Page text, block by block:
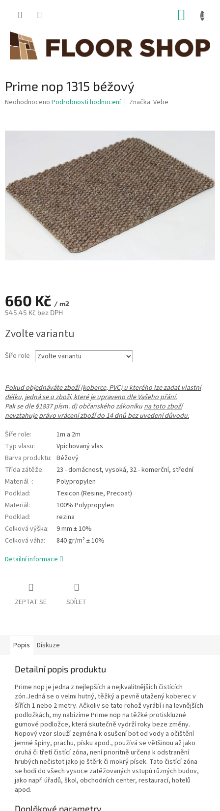
Prime nop 1315 béžový
Průměrné
je
Neohodnoceno Podrobnosti hodnocení Značka: Vebe
660 Kč / m2
545,45 Kč bez DPH
cena:
Zvolte variantu
Šíře role
Pokud objednáváte zboží (koberce, PVC) u kterého lze zadat vlastní
délku, jedná se o zboží, které je upraveno dle Vašeho přání.
Pak se dle §1837 písm. d) občanského zákoníku na toto zboží
nevztahuje právo vrácení zboží do 14 dnů bez uvedení důvodu.
Šíře role:
1m a 2m
Typ vlasu:
Vpichovaný vlas
Barva produktu: Béžový
Třída zátěže:
23 - domácnost, vysoká, 32 - komerční, střední
Materiál -:
Polypropylen
Podklad:
Texicon (Resine, Precoat)
Materiál:
100% Polypropylen
Podklad:
rezina
Celková výška:
9 mm ± 10%
Celková váha:
840 gr/m² ± 10%
Detailní informace
ZEPTAT SE SDÍLET
Popis Diskuze
Detailní popis produktu
Prime nop je jedna z nejlepších a nejkvalitnějších čistících
zón.Jedná se o velmi hutný, těžký a pevně utažený koberec v
šířích 1 nebo 2 metry. Ačkoliv se tato rohož vyrábí i na levnějších
podložkách, my nabízíme Prime nop na těžké protiskluzné
gumové podložce, která skutečně vydrží roky beze změny.
Nopový vzor slouží zejména k osušení bot od vody a očištění
jemné špíny, prachu, písku apod., používá se většinou až jako
druhá či třetí čistící zóna, není prioritně určena k odstranění
hrubých nečistot jako je štěrk či mokrý písek. Tato čistící zóna
se hodí do všech vysoce zatěžovaných vstupů různých budov,
jako např. úřadů, škol, obchodních center, restaurací, hotelů
apod.
Doplňkové parametry